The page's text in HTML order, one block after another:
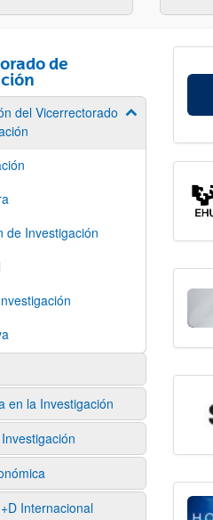
de
del Vicerrectorado
Mostrar/
de Investigación
en la Investigación
Internacional